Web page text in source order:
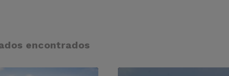
encontrados